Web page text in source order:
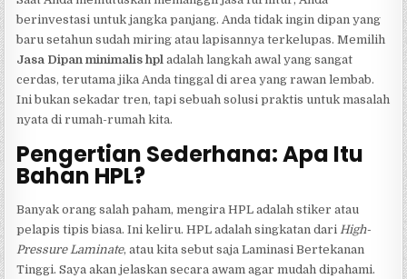
berinvestasi untuk jangka panjang. Anda tidak ingin dipan yang
baru setahun sudah miring atau lapisannya terkelupas. Memilih
Jasa Dipan minimalis hpl adalah langkah awal yang sangat
cerdas, terutama jika Anda tinggal di area yang rawan lembab.
Ini bukan sekadar tren, tapi sebuah solusi praktis untuk masalah
nyata di rumah-rumah kita.
Pengertian Sederhana: Apa Itu
Bahan HPL?
Banyak orang salah paham, mengira HPL adalah stiker atau
pelapis tipis biasa. Ini keliru. HPL adalah singkatan dari High-
Pressure Laminate, atau kita sebut saja Laminasi Bertekanan
Tinggi. Saya akan jelaskan secara awam agar mudah dipahami.